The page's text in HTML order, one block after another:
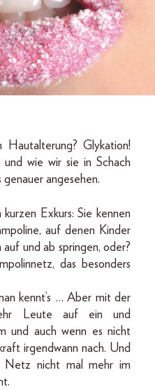
Glykation!
wie wir sie in Schach
genauer angesehen.
Exkurs: Sie kennen
auf denen Kinder
und ab springen, oder?
das besonders
kennt’s … Aber mit der
Leute auf ein und
und auch wenn es nicht
irgendwann nach. Und
Netz nicht mal mehr im